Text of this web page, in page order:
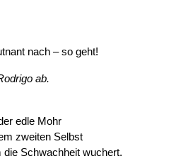
nach – so geht!
ab.
edle Mohr
zweiten Selbst
Schwachheit wuchert.